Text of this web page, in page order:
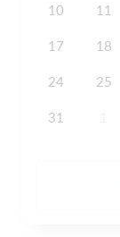
10 11
17 18
24 25
31